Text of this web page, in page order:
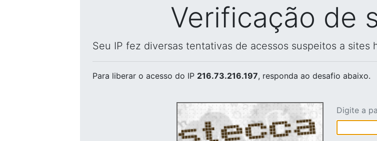
Verificação de
Seu IP fez diversas tentativas de acessos suspeitos a sites
Para liberar o acesso do IP 216.73.216.197, responda ao desafio abaixo.
Digite a